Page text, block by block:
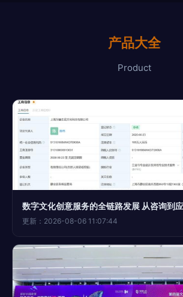
产品大全
Product
数字文化创意服务的全链路发展 从咨询到
更新：2026-08-06 11:07:44